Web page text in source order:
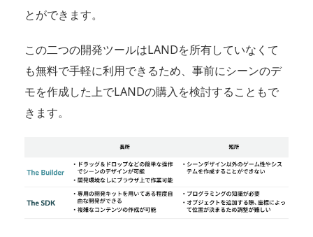
とができます。
この二つの開発ツールはLANDを所有していなくて
も無料で手軽に利用できるため、事前にシーンのデ
モを作成した上でLANDの購入を検討することもで
きます。